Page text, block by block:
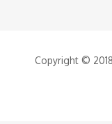
Copyright ©